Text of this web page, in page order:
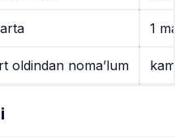
1
oldindan noma’lum